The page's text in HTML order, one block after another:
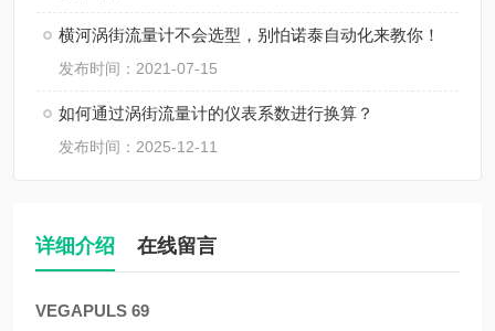
横河涡街流量计不会选型，别怕诺泰自动化来教你！
发布时间：2021-07-15
如何通过涡街流量计的仪表系数进行换算？
发布时间：2025-12-11
详细介绍 在线留言
VEGAPULS 69